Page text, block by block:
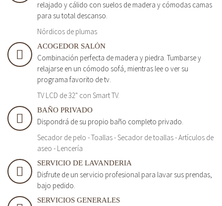
relajado y cálido con suelos de madera y cómodas camas
para su total descanso.
Nórdicos de plumas
ACOGEDOR SALÓN
Combinación perfecta de madera y piedra. Tumbarse y
relajarse en un cómodo sofá, mientras lee o ver su
programa favorito de tv.
TV LCD de 32" con Smart TV.
BAÑO PRIVADO
Dispondrá de su propio baño completo privado.
Secador de pelo - Toallas - Secador de toallas - Artículos de
aseo - Lencería
SERVICIO DE LAVANDERIA
Disfrute de un servicio profesional para lavar sus prendas,
bajo pedido.
SERVICIOS GENERALES